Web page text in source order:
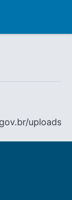
uploads/